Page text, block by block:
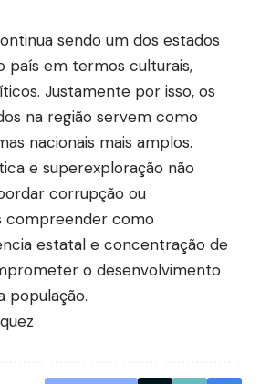
sendo um dos estados
país em termos culturais,
Justamente por isso, os
na região servem como
nacionais mais amplos.
e superexploração não
corrupção ou
compreender como
estatal e concentração de
o desenvolvimento
população.